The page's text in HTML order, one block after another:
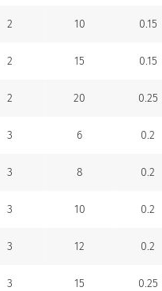
2 10
0.15
2 15
0.15
2 20
0.25
3 6
0.2
3 8
0.2
3 10
0.2
3 12
0.2
3 15
0.25